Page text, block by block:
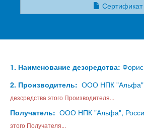
Сертификат
1. Наименование дезсредства:
2. Производитель: ООО НПК "Альфа",
дезсредства этого Производителя...
Получатель: ООО НПК "Альфа",
этого Получателя...